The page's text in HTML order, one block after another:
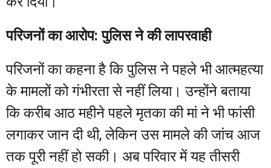
परिजनों का आरोप: पुलिस ने की लापरवाही
परिजनों का कहना है कि पुलिस ने पहले भी आत्महत्या
के मामलों को गंभीरता से नहीं लिया। उन्होंने बताया
कि करीब आठ महीने पहले मृतका की मां ने भी फांसी
लगाकर जान दी थी, लेकिन उस मामले की जांच आज
तक पूरी नहीं हो सकी। अब परिवार में यह तीसरी